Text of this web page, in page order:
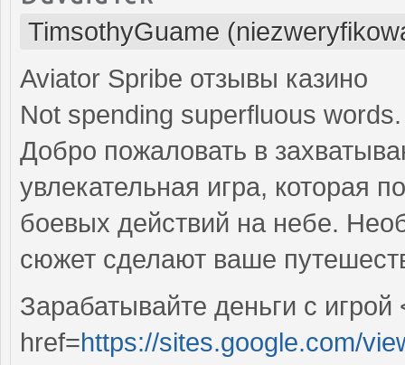
TimsothyGuame
Aviator Spribe отзывы казино
Not spending superfluous words.
Добро пожаловать в
увлекательная игра, которая
боевых действий на небе.
сюжет сделают ваше
Зарабатывайте деньги с игрой
href=https://sites.google.com/